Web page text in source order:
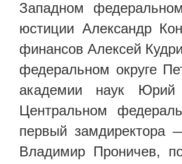
Западном
юстиции Александр
финансов Алексей
федеральном округе
академии наук Юрий
Центральном
первый
Владимир Проничев,